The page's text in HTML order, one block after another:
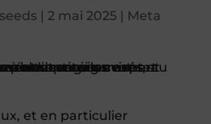
| 2 mai 2025| Meta
et en particulier